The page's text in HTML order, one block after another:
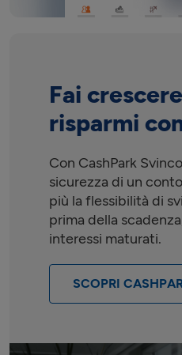
Fai
risparmi
Con CashPark
sicurezza di un
più la flessibilità di
prima della
interessi maturati.
SCOPRI